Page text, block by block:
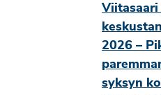
Viitasaari
2026 –
syksyn